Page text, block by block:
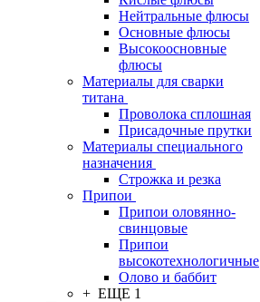
Нейтральные флюсы
Основные флюсы
Высокоосновные
флюсы
Материалы для сварки
титана
Проволока сплошная
Присадочные прутки
Материалы специального
назначения
Строжка и резка
Припои
Припои оловянно-
свинцовые
Припои
высокотехнологичные
Олово и баббит
+ ЕЩЕ 1